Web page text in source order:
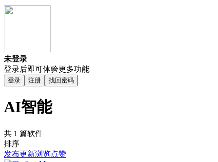
未登录
登录后即可体验更多功能
登录 注册 找回密码
AI智能
共 1 篇软件
排序
发布更新浏览点赞